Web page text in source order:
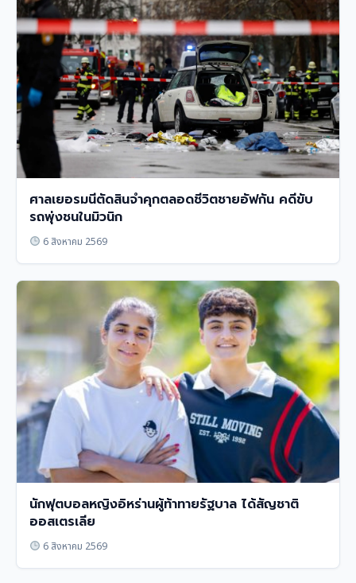
ศาลเยอรมนีตัดสินจำคุกตลอดชีวิตชายอัฟกัน คดีขับ
รถพุ่งชนในมิวนิก
6 สิงหาคม 2569
นักฟุตบอลหญิงอิหร่านผู้ท้าทายรัฐบาล ได้สัญชาติ
ออสเตรเลีย
6 สิงหาคม 2569